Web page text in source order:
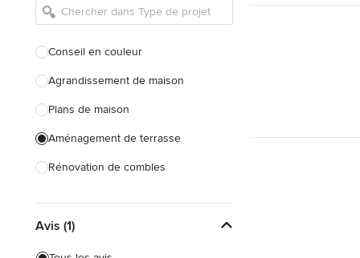
Constructeurs de maison
cuisine
Décorateurs d'intérieur
Home organisers
Tout voir
Conseil en couleur
Agrandissement de maison
Plans de maison
Aménagement de terrasse
Rénovation de combles
Rénovation complète
Conception de cuisine
Avis (1)